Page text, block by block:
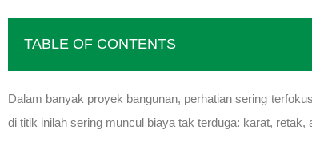
TABLE OF CONTENTS
Dalam banyak proyek bangunan, perhatian sering
di titik inilah sering muncul biaya tak terduga: karat, retak,